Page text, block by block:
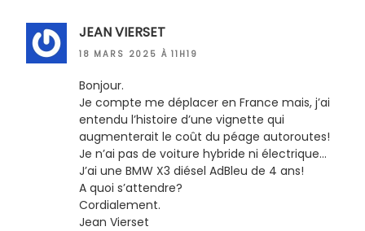
JEAN VIERSET
18 MARS 2025 À 11H19
Bonjour.
Je compte me déplacer en France mais, j’ai
entendu l’histoire d’une vignette qui
augmenterait le coût du péage autoroutes!
Je n’ai pas de voiture hybride ni électrique…
J’ai une BMW X3 diésel AdBleu de 4 ans!
A quoi s’attendre?
Cordialement.
Jean Vierset